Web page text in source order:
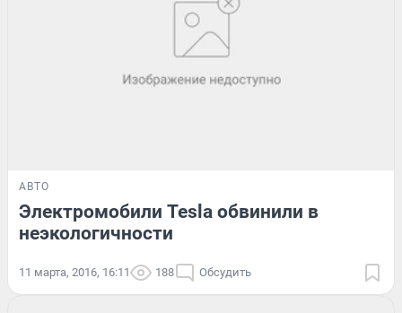
АВТО
Электромобили Tesla обвинили в
неэкологичности
11 марта, 2016, 16:11 188 Обсудить